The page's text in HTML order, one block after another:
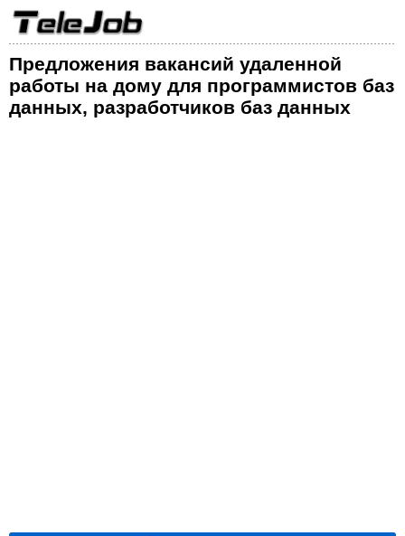
Предложения вакансий удаленной
работы на дому для программистов баз
данных, разработчиков баз данных